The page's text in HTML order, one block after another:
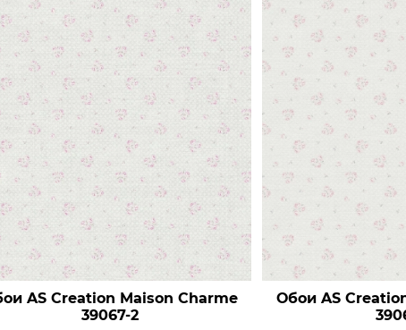
AS Creation Maison Charme
39067-2
Обои AS